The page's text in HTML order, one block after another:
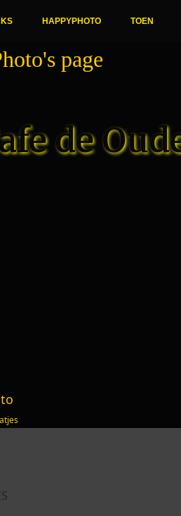
HAPPYPHOTO TOEN
page
de